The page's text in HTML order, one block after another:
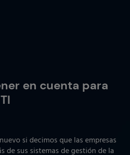
en cuenta para
si decimos que las empresas
de sus sistemas de gestión de la